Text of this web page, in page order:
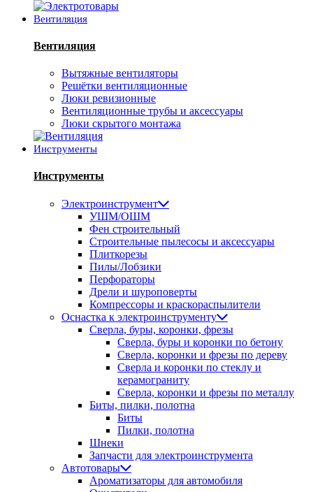
Вентиляция
Вентиляция
Вытяжные вентиляторы
Решётки вентиляционные
Люки ревизионные
Вентиляционные трубы и аксессуары
Люки скрытого монтажа
Инструменты
Инструменты
Электроинструмент
УШМ/ОШМ
Фен строительный
Строительные пылесосы и аксессуары
Плиткорезы
Пилы/Лобзики
Перфораторы
Дрели и шуроповерты
Компрессоры и краскораспылители
Оснастка к электроинструменту
Сверла, буры, коронки, фрезы
Сверла, буры и коронки по бетону
Сверла, коронки и фрезы по дереву
Сверла и коронки по стеклу и
керамограниту
Сверла, коронки и фрезы по металлу
Биты, пилки, полотна
Биты
Пилки, полотна
Шнеки
Запчасти для электроинструмента
Автотовары
Ароматизаторы для автомобиля